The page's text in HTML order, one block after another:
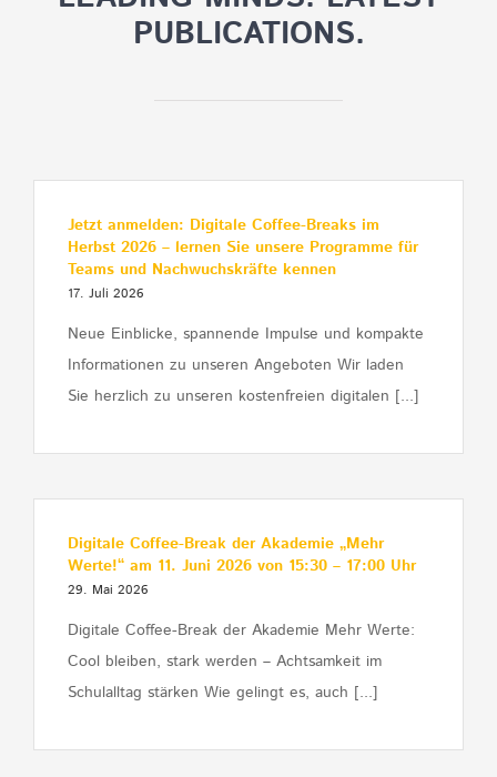
PUBLICATIONS.
Jetzt anmelden: Digitale Coffee-Breaks im
Herbst 2026 – lernen Sie unsere Programme für
Teams und Nachwuchskräfte kennen
17. Juli 2026
Neue Einblicke, spannende Impulse und kompakte
Informationen zu unseren Angeboten Wir laden
Sie herzlich zu unseren kostenfreien digitalen [...]
Digitale Coffee-Break der Akademie „Mehr
Werte!“ am 11. Juni 2026 von 15:30 – 17:00 Uhr
29. Mai 2026
Digitale Coffee-Break der Akademie Mehr Werte:
Cool bleiben, stark werden – Achtsamkeit im
Schulalltag stärken Wie gelingt es, auch [...]